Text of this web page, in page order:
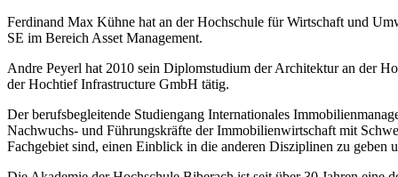
Ferdinand Max Kühne hat an der Hochschule für Wirtschaft und
SE im Bereich Asset Management.
Andre Peyerl hat 2010 sein Diplomstudium der Architektur an der
der Hochtief Infrastructure GmbH tätig.
Der berufsbegleitende Studiengang Internationales
Nachwuchs- und Führungskräfte der Immobilienwirtschaft mit
Fachgebiet sind, einen Einblick in die anderen Disziplinen zu geben